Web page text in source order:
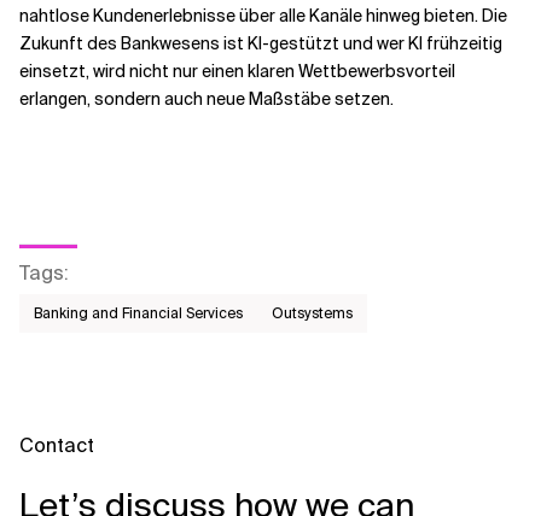
nahtlose Kundenerlebnisse über alle Kanäle hinweg bieten. Die
Zukunft des Bankwesens ist KI-gestützt und wer KI frühzeitig
einsetzt, wird nicht nur einen klaren Wettbewerbsvorteil
erlangen, sondern auch neue Maßstäbe setzen.
Tags:
Banking and Financial Services Outsystems
Contact
Let’s discuss how we can